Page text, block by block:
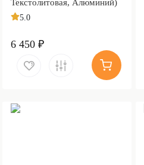
Текстолитовая, Алюминий)
5.0
6 450 ₽